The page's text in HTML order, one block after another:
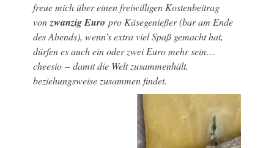
freue mich über einen freiwilligen Kostenbeitrag
von zwanzig Euro pro Käsegenießer (bar am Ende
des Abends), wenn’s extra viel Spaß gemacht hat,
dürfen es auch ein oder zwei Euro mehr sein…
cheesio – damit die Welt zusammenhält,
beziehungsweise zusammen findet.